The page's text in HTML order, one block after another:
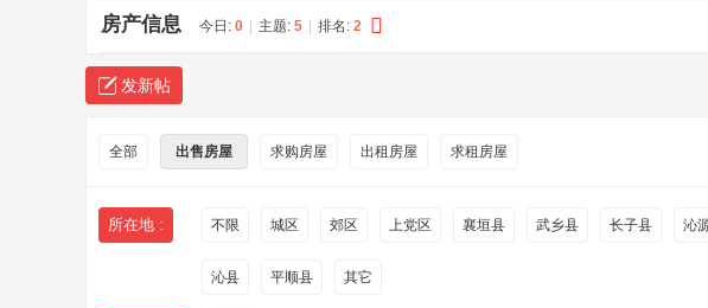
治
生
活
房产信息 今日: 0 主题: 5 排名: 2
发新帖
全部 出售房屋 求购房屋 出租房屋 求租房屋
所在地 : 不限 城区 郊区 上党区 襄垣县 武乡县 长子县 沁
沁县 平顺县 其它